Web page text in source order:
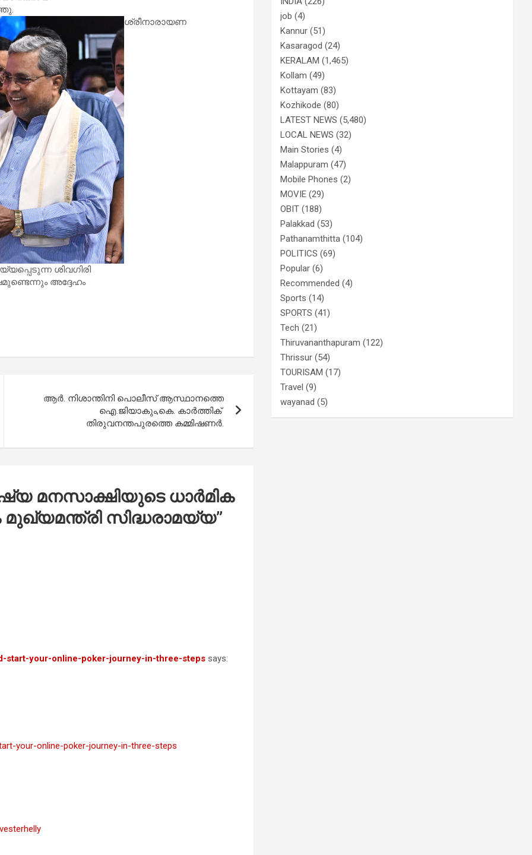
ശ്രീനാരായണ
ശിവഗിരി
അദ്ദേഹം
ആർ. നിശാന്തിനി പൊലീസ് ആസ്ഥാനത്തെ
ഐ.ജിയാകും,കെ. കാർത്തിക്
തിരുവനന്തപുരത്തെ കമ്മിഷണർ.
മനസാക്ഷിയുടെ ധാർമിക
സിദ്ധരാമയ്യ”
start-your-online-poker-journey-in-three-steps says:
your-online-poker-journey-in-three-steps
job (4)
Kannur (51)
Kasaragod (24)
KERALAM (1,465)
Kollam (49)
Kottayam (83)
Kozhikode (80)
LATEST NEWS (5,480)
LOCAL NEWS (32)
Main Stories (4)
Malappuram (47)
Mobile Phones (2)
MOVIE (29)
OBIT (188)
Palakkad (53)
Pathanamthitta (104)
POLITICS (69)
Popular (6)
Recommended (4)
Sports (14)
SPORTS (41)
Tech (21)
Thiruvananthapuram (122)
Thrissur (54)
TOURISAM (17)
Travel (9)
wayanad (5)